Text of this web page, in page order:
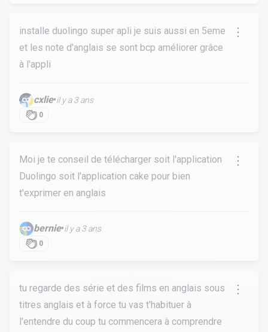
installe duolingo super apli je suis aussi en 5eme
et les note d'anglais se sont bcp améliorer grâce
à l'appli
cxlie•il y a 3 ans
0
Moi je te conseil de télécharger soit l'application
Duolingo soit l'application cake pour bien
t'exprimer en anglais
bernie•il y a 3 ans
0
tu regarde des série et des films en anglais sous
titres anglais et à force tu vas t'habituer à
l'entendre du coup tu commencera à comprendre